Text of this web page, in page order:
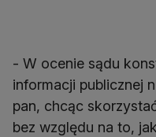
- W ocenie sądu
informacji publicznej
pan, chcąc
bez względu na to,